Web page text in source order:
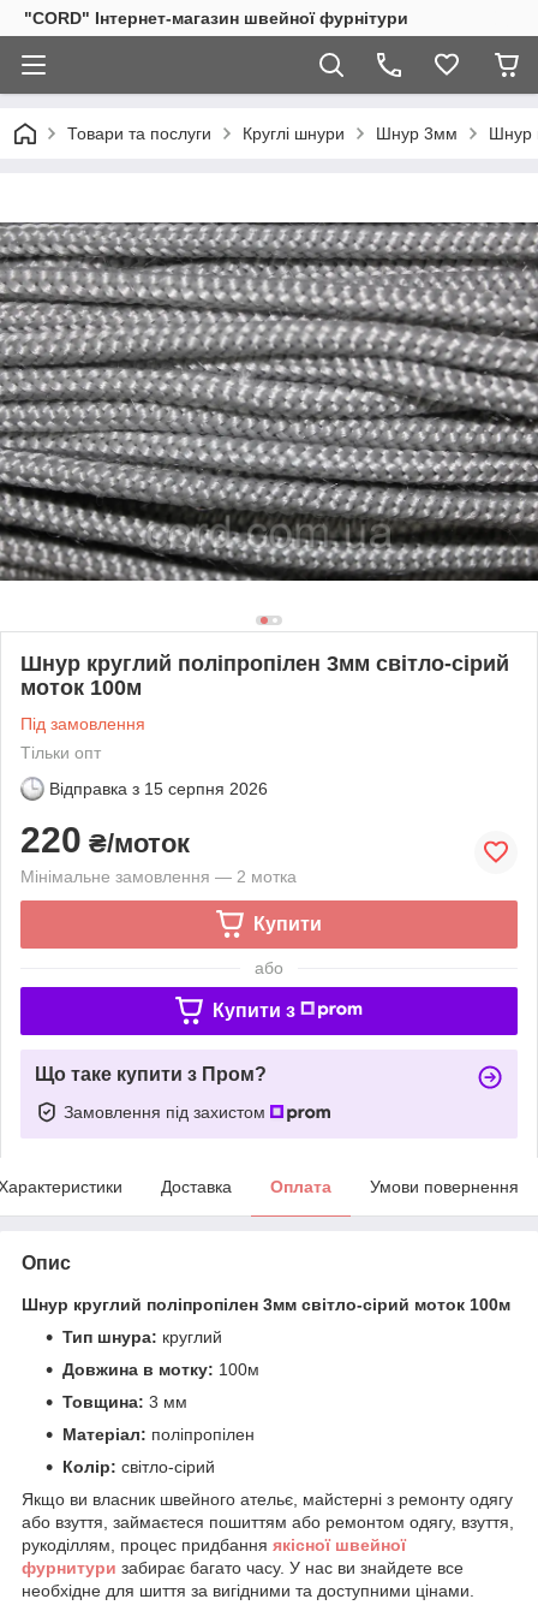
"CORD" Інтернет-магазин швейної фурнітури
Товари та послуги Круглі шнури Шнур 3мм Шнур
Шнур круглий поліпропілен 3мм світло-сірий
моток 100м
Під замовлення
Тільки опт
Відправка з 15 серпня 2026
220 ₴/моток
Мінімальне замовлення — 2 мотка
Купити
або
Купити з
Що таке купити з Пром?
Замовлення під захистом
Доставка Оплата Умови повернення
Опис
Шнур круглий поліпропілен 3мм світло-сірий моток 100м
Тип шнура: круглий
Довжина в мотку: 100м
Товщина: 3 мм
Матеріал: поліпропілен
Колір: світло-сірий
Якщо ви власник швейного ательє, майстерні з ремонту одягу
або взуття, займаєтеся пошиттям або ремонтом одягу, взуття,
рукоділлям, процес придбання якісної швейної
фурнитури забирає багато часу. У нас ви знайдете все
необхідне для шиття за вигідними та доступними цінами.